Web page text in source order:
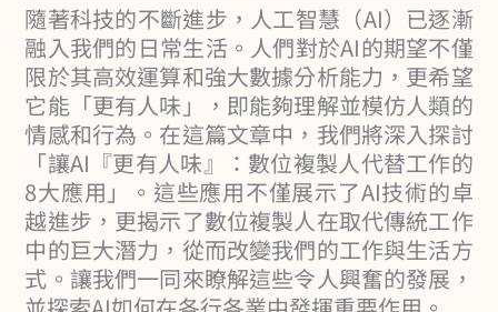
隨著科技的不斷進步，人工智慧（AI）已逐漸
融入我們的日常生活。人們對於AI的期望不僅
限於其高效運算和強大數據分析能力，更希望
它能「更有人味」，即能夠理解並模仿人類的
情感和行為。在這篇文章中，我們將深入探討
「讓AI『更有人味』：數位複製人代替工作的
8大應用」。這些應用不僅展示了AI技術的卓
越進步，更揭示了數位複製人在取代傳統工作
中的巨大潛力，從而改變我們的工作與生活方
式。讓我們一同來瞭解這些令人興奮的發展，